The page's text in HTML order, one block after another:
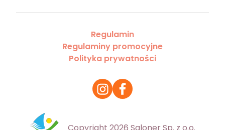
Regulamin
Regulaminy promocyjne
Polityka prywatności